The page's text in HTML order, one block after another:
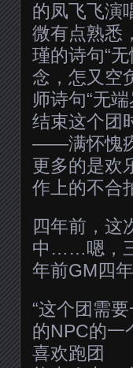
的凤飞飞演
微有点熟悉
瑾的诗句“
念，怎又空
师诗句“无
结束这个团
——满怀愧
更多的是欢
作上的不合
四年前，这
中……嗯，
年前GM四
“这个团需
的NPC的一
喜欢跑团